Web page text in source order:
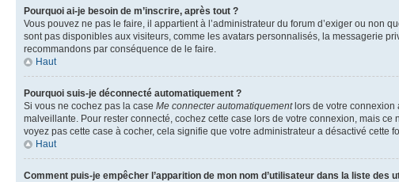
Pourquoi ai-je besoin de m’inscrire, après tout ?
Vous pouvez ne pas le faire, il appartient à l’administrateur du forum d’exiger ou non
sont pas disponibles aux visiteurs, comme les avatars personnalisés, la messagerie
recommandons par conséquence de le faire.
Haut
Pourquoi suis-je déconnecté automatiquement ?
Si vous ne cochez pas la case Me connecter automatiquementlors de votre connexion
malveillante. Pour rester connecté, cochez cette case lors de votre connexion, mais
voyez pas cette case à cocher, cela signifie que votre administrateur a désactivé cette
Haut
Comment puis-je empêcher l’apparition de mon nom d’utilisateur dans la liste des